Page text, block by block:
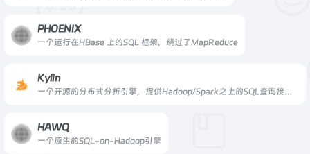
PHOENIX
一个运行在HBase 上的SQL 框架，绕过了MapReduce
Kylin
一个开源的分布式分析引擎，提供Hadoop/Spark之上的SQL查询接口及多维分析（OLAP）能力以支持超大规模数据
HAWQ
一个原生的SQL-on-Hadoop引擎